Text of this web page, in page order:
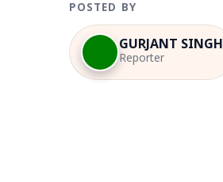
POSTED BY
GURJANT SINGH
Reporter